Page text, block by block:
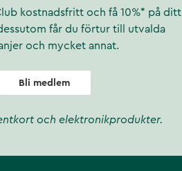
kostnadsfritt och få 10%* på ditt
får du förtur till utvalda
och mycket annat.
Bli medlem
och elektronikprodukter.